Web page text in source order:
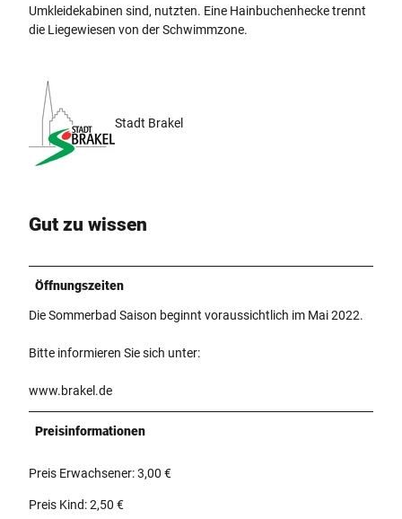
Umkleidekabinen sind, nutzten. Eine Hainbuchenhecke trennt
die Liegewiesen von der Schwimmzone.
Stadt Brakel
Gut zu wissen
Öffnungszeiten
Die Sommerbad Saison beginnt voraussichtlich im Mai 2022.
Bitte informieren Sie sich unter:
www.brakel.de
Preisinformationen
Preis Erwachsener: 3,00 €
Preis Kind: 2,50 €